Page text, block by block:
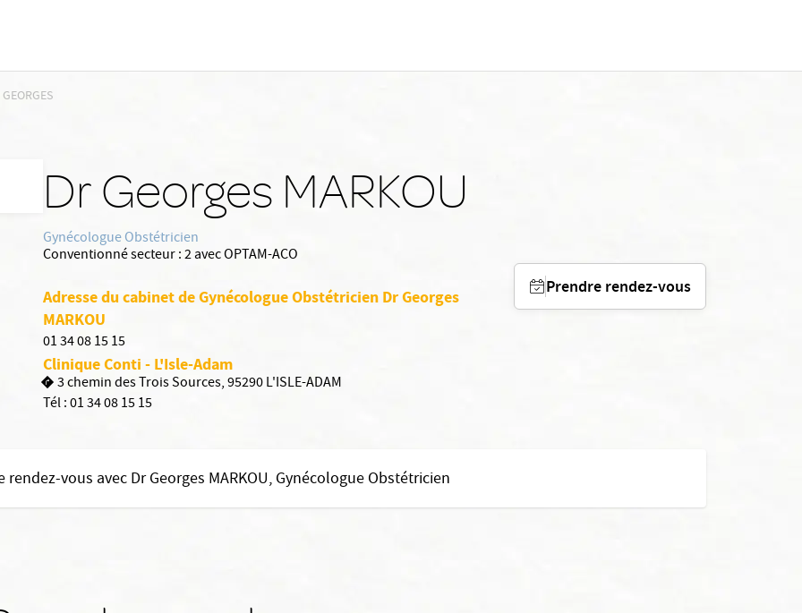
Dr Georges MARKOU
Gynécologue Obstétricien
Conventionné secteur :2 avec OPTAM-ACO
Adresse du cabinet de Gynécologue Obstétricien Dr Georges
MARKOU
01 34 08 15 15
Clinique Conti - L'Isle-Adam
3 chemin des Trois Sources, 95290 L'ISLE-ADAM
Tél :01 34 08 15 15
Prendre rendez-vous
rendez-vous avec Dr Georges MARKOU, Gynécologue Obstétricien